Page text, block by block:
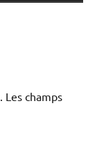
Les champs